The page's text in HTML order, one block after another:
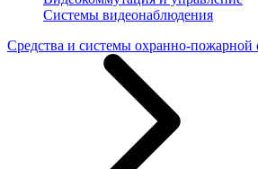
Системы видеонаблюдения
Средства и системы охранно-пожарной